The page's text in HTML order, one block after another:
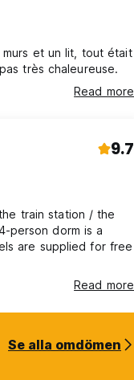
et un lit, tout était
très chaleureuse.
Read more
9.7
train station / the
person dorm is a
are supplied for free
Read more
Se alla omdömen